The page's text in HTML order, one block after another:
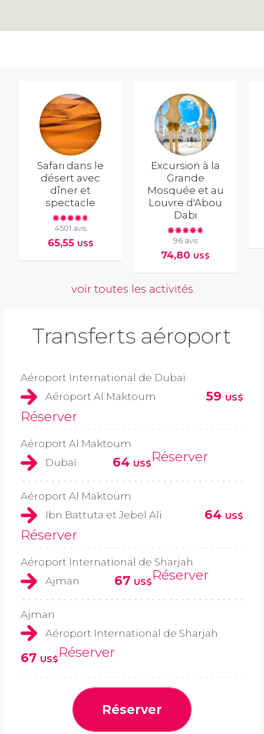
Safari dans le
désert avec
dîner et
spectacle
4501 avis
65,55 US$
Excursion à la
Grande
Mosquée et au
Louvre d'Abou
Dabi
96 avis
74,80 US$
voir toutes les activités
Transferts aéroport
Aéroport International de Dubaï
Aéroport Al Maktoum
59 US$
Réserver
Aéroport Al Maktoum
Dubaï
64 US$Réserver
Aéroport Al Maktoum
Ibn Battuta et Jebel Ali
64 US$
Réserver
Aéroport International de Sharjah
Ajman
67 US$Réserver
Ajman
Aéroport International de Sharjah
67 US$Réserver
Réserver